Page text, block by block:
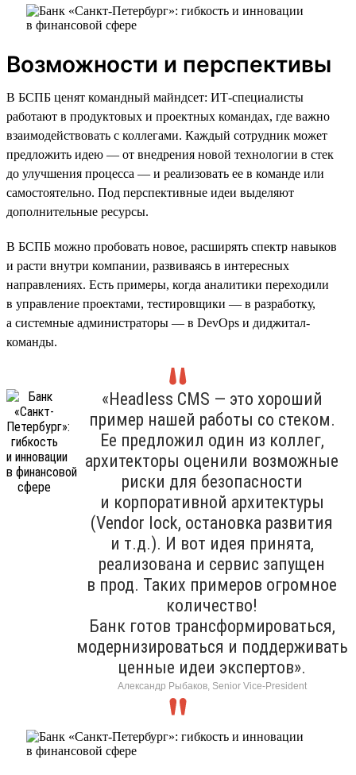
Возможности и перспективы
В БСПБ ценят командный майндсет: ИТ-специалисты
работают в продуктовых и проектных командах, где важно
взаимодействовать с коллегами. Каждый сотрудник может
предложить идею — от внедрения новой технологии в стек
до улучшения процесса — и реализовать ее в команде или
самостоятельно. Под перспективные идеи выделяют
дополнительные ресурсы.
В БСПБ можно пробовать новое, расширять спектр навыков
и расти внутри компании, развиваясь в интересных
направлениях. Есть примеры, когда аналитики переходили
в управление проектами, тестировщики — в разработку,
а системные администраторы — в DevOps и диджитал-
команды.
«Headless CMS — это хороший
пример нашей работы со стеком.
Ее предложил один из коллег,
архитекторы оценили возможные
риски для безопасности
и корпоративной архитектуры
(Vendor lock, остановка развития
и т.д.). И вот идея принята,
реализована и сервис запущен
в прод. Таких примеров огромное
количество!
Банк готов трансформироваться,
модернизироваться и поддерживать
ценные идеи экспертов».
Александр Рыбаков, Senior Vice-President